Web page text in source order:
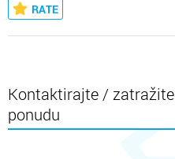
RATE
Kontaktirajte / zatražite
ponudu